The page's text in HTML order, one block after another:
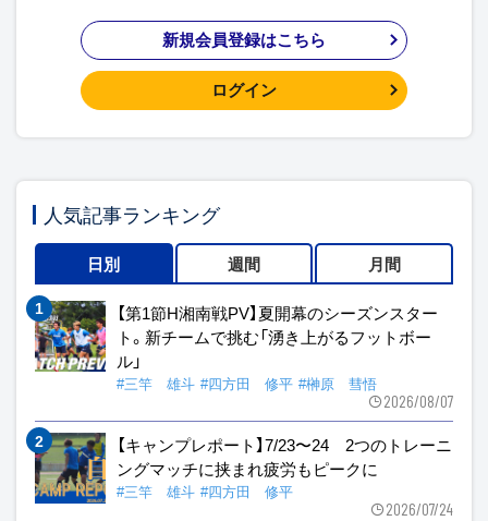
新規会員登録はこちら
ログイン
人気記事ランキング
日別 週間 月間
【第1節H湘南戦PV】夏開幕のシーズンスター
ト。新チームで挑む「湧き上がるフットボー
ル」
#三竿 雄斗 #四方田 修平 #榊原 彗悟
2026/08/07
【キャンプレポート】7/23〜24 2つのトレーニ
ングマッチに挟まれ疲労もピークに
#三竿 雄斗 #四方田 修平
2026/07/24